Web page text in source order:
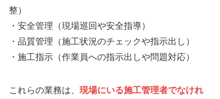
整）
・安全管理（現場巡回や安全指導）
・品質管理（施工状況のチェックや指示出し）
・施工指示（作業員への指示出しや問題対応）
これらの業務は、 現場にいる施工管理者でなけれ